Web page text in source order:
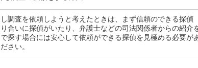
調査を依頼しようと考えたときは、まず信頼のできる探偵
合いに探偵がいたり、弁護士などの司法関係者からの紹介
探す場合には安心して依頼ができる探偵を見極める必要が
さい。